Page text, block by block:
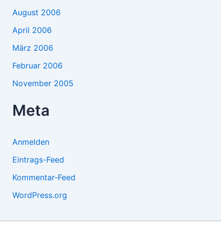
August 2006
April 2006
März 2006
Februar 2006
November 2005
Meta
Anmelden
Eintrags-Feed
Kommentar-Feed
WordPress.org